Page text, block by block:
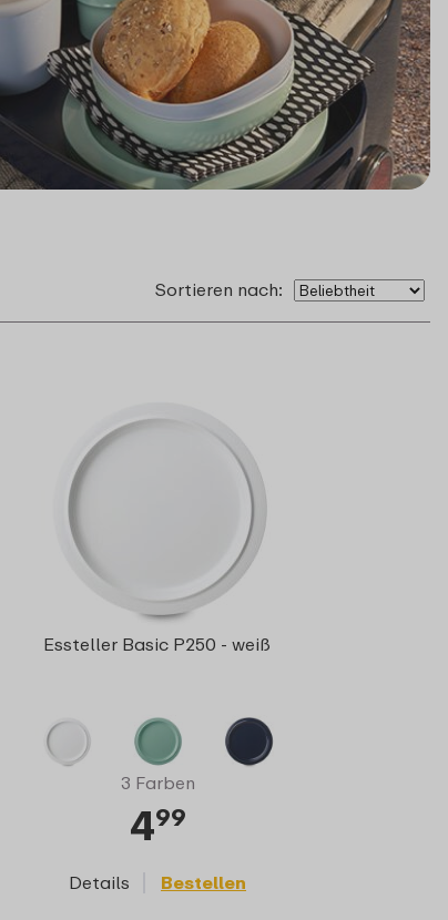
Sortieren nach:
Essteller Basic P250 - weiß
3 Farben
499
Details Bestellen